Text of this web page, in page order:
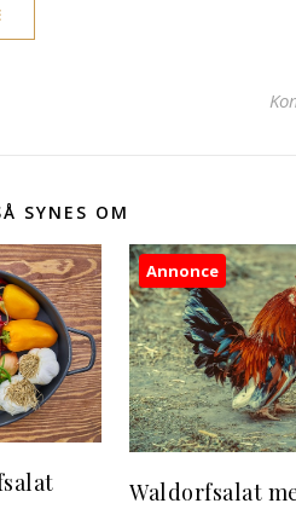
SYNES OM
Annonce
Waldorfsalat